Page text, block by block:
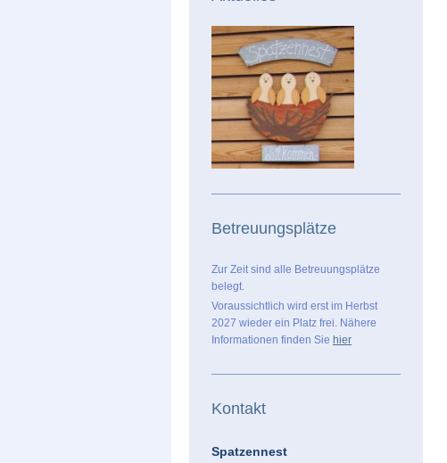
Betreuungsplätze
Zur Zeit sind alle Betreuungsplätze
belegt.
Voraussichtlich wird erst im Herbst
2027 wieder ein Platz frei. Nähere
Informationen finden Sie hier
Kontakt
Spatzennest